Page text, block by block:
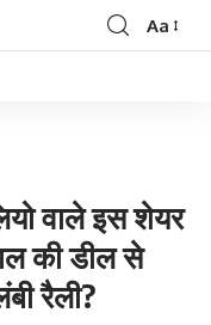
Font
Aa
वाले इस शेयर
की डील से
रैली?